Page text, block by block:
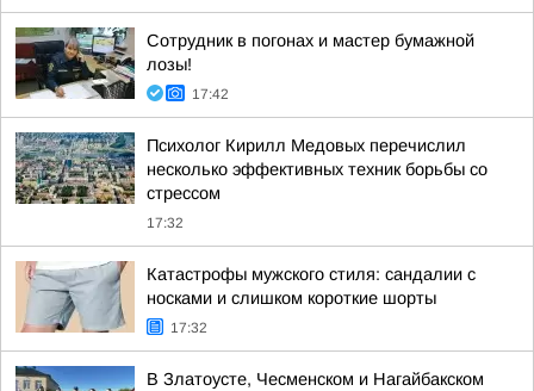
Сотрудник в погонах и мастер бумажной
лозы!
17:42
Психолог Кирилл Медовых перечислил
несколько эффективных техник борьбы со
стрессом
17:32
Катастрофы мужского стиля: сандалии с
носками и слишком короткие шорты
17:32
В Златоусте, Чесменском и Нагайбакском